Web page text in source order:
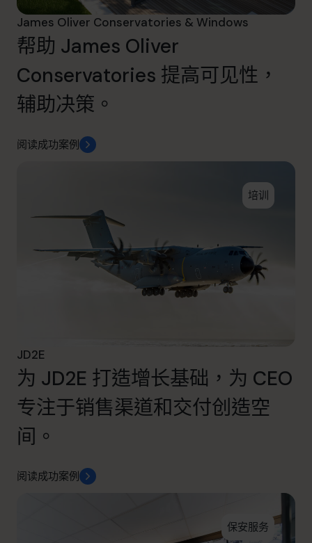
James Oliver Conservatories & Windows
帮助 James Oliver
Conservatories 提高可见性，
辅助决策。
阅读成功案例
培训
JD2E
为 JD2E 打造增长基础，为 CEO
专注于销售渠道和交付创造空
间。
阅读成功案例
保安服务